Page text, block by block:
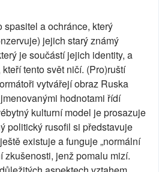
a ochránce, který
jejich starý známý
je součástí jejich identity, a
tento svět ničí. (Pro)ruští
vytvářejí obraz Ruska
hodnotami řídí
kulturní model je prosazuje
politický rusofil si představuje
existuje a funguje „normální
zkušenosti, jenž pomalu mizí.